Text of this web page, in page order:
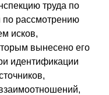
труда по
по рассмотрению
исков,
вынесено его
идентификации